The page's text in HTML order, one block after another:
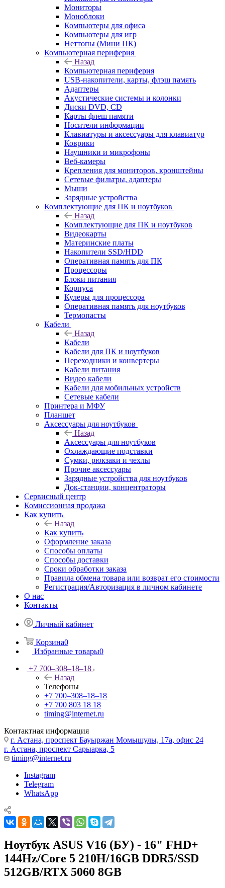
Мониторы
Моноблоки
Компьютеры для офиса
Компьютеры для игр
Неттопы (Мини ПК)
Компьютерная периферия
Назад
Компьютерная периферия
USB-накопители, карты, флэш память
Адаптеры
Акустические системы и колонки
Диски DVD, CD
Карты флеш памяти
Носители информации
Клавиатуры и аксессуары для клавиатур
Коврики
Наушники и микрофоны
Веб-камеры
Крепления для мониторов, кронштейны
Сетевые фильтры, адаптеры
Мыши
Зарядные устройства
Комплектующие для ПК и ноутбуков
Назад
Комплектующие для ПК и ноутбуков
Видеокарты
Материнские платы
Накопители SSD/HDD
Оперативная память для ПК
Процессоры
Блоки питания
Корпуса
Кулеры для процессора
Оперативная память для ноутбуков
Термопасты
Кабели
Назад
Кабели
Кабели для ПК и ноутбуков
Переходники и конвертеры
Кабели питания
Видео кабели
Кабели для мобильных устройств
Сетевые кабели
Принтера и МФУ
Планшет
Аксессуары для ноутбуков
Назад
Аксессуары для ноутбуков
Охлаждающие подставки
Сумки, рюкзаки и чехлы
Прочие аксессуары
Зарядные устройства для ноутбуков
Док-станции, концентраторы
Сервисный центр
Комиссионная продажа
Как купить
Назад
Как купить
Оформление заказа
Способы оплаты
Способы доставки
Сроки обработки заказа
Правила обмена товара или возврат его стоимости
Регистрация/Авторизация в личном кабинете
О нас
Контакты
Личный кабинет
Корзина0
Избранные товары0
+7 700‒308‒18‒18
Назад
Телефоны
+7 700‒308‒18‒18
+7 700 803 18 18
timing@internet.ru
Контактная информация
г. Астана, проспект Бауыржан Момышулы, 17а, офис 24
г. Астана, проспект Сарыарка, 5
timing@internet.ru
Instagram
Telegram
WhatsApp
Ноутбук ASUS V16 (БУ) - 16" FHD+
144Hz/Core 5 210H/16GB DDR5/SSD
512GB/RTX 5060 8GB